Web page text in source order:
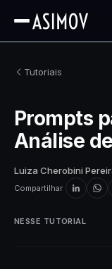
Tutoriais
Prompts
Análise
Luiza Cherobini
Compartilhar
NESSE TUTORIAL